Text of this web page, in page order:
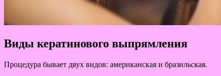
Виды кератинового выпрямления
Процедура бывает двух видов: американская и бразильская.